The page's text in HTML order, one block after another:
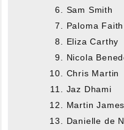
Sam Smith
Paloma Faith
Eliza Carthy
Nicola
Chris Martin
Jaz Dhami
Martin
Danielle de